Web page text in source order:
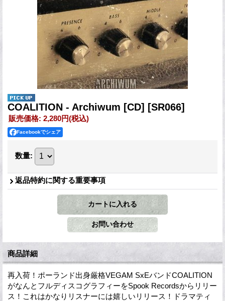
COALITION - Archiwum [CD] [SR066]
販売価格: 2,280円(税込)
Facebookでシェア
数量:
返品特約に関する重要事項
商品詳細
再入荷！ポーランド出身厳格VEGAM SxEバンドCOALITION
がなんとフルディスコグラフィーをSpook Recordsからリリー
ス！これはかなりリスナーには嬉しいリリース！ドラマティ